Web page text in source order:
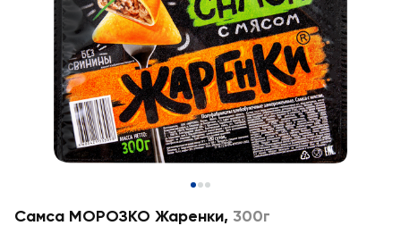
Самса МОРОЗКО Жаренки, 300г